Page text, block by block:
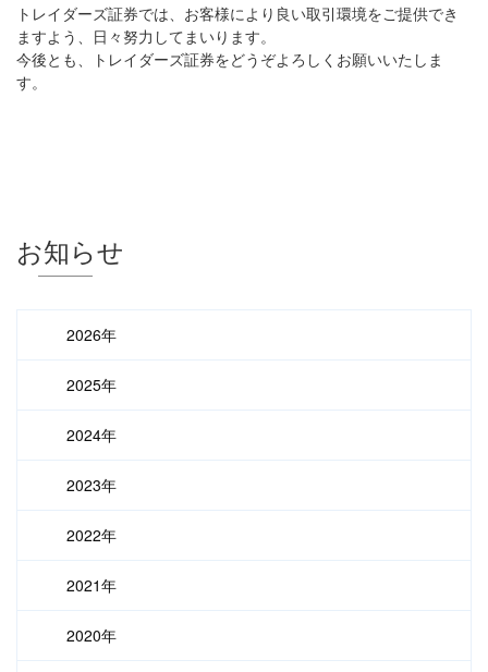
トレイダーズ証券では、お客様により良い取引環境をご提供でき
ますよう、日々努力してまいります。
今後とも、トレイダーズ証券をどうぞよろしくお願いいたしま
す。
お知らせ
2026年
2025年
2024年
2023年
2022年
2021年
2020年